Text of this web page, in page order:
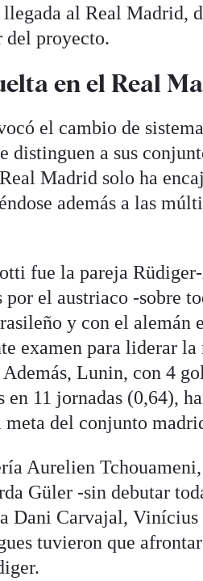
al Real Madrid,
del proyecto.
en el Real
el cambio de
distinguen a sus
Madrid solo ha
además a las
fue la pareja
el austriaco -sobre
y con el alemán
examen para liderar la
Lunin, con 4
11 jornadas (0,64),
del conjunto
Aurelien
Güler -sin debutar
Dani Carvajal, Vinícius
tuvieron que